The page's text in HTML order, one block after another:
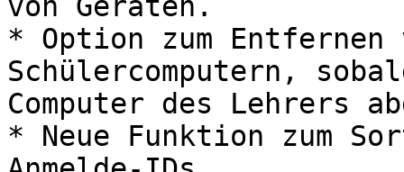
* Option zum Entfernen
Schülercomputern,
Computer des Lehrers
* Neue Funktion zum